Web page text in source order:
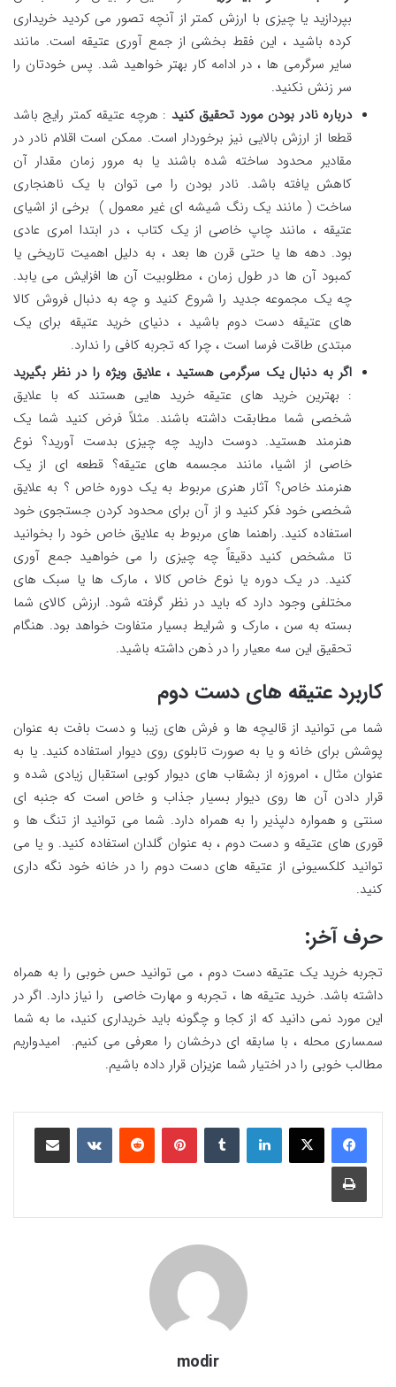
بپردازید یا چیزی با ارزش کمتر از آنچه تصور می کردید خریداری
کرده باشید ، این فقط بخشی از جمع آوری عتیقه است. مانند
سایر سرگرمی ها ، در ادامه کار بهتر خواهید شد. پس خودتان را
سر زنش نکنید.
درباره نادر بودن مورد تحقیق کنید : هرچه عتیقه کمتر رایج باشد
قطعا از ارزش بالایی نیز برخوردار است. ممکن است اقلام نادر در
مقادیر محدود ساخته شده باشند یا به مرور زمان مقدار آن
کاهش یافته باشد. نادر بودن را می توان با یک ناهنجاری
ساخت ( مانند یک رنگ شیشه ای غیر معمول ) برخی از اشیای
عتیقه ، مانند چاپ خاصی از یک کتاب ، در ابتدا امری عادی
بود. دهه ها یا حتی قرن ها بعد ، به دلیل اهمیت تاریخی یا
کمبود آن ها در طول زمان ، مطلوبیت آن ها افزایش می یابد.
چه یک مجموعه جدید را شروع کنید و چه به دنبال فروش کالا
های عتیقه دست دوم باشید ، دنیای خرید عتیقه برای یک
مبتدی طاقت فرسا است ، چرا که تجربه کافی را ندارد.
اگر به دنبال یک سرگرمی هستید ، علایق ویژه را در نظر بگیرید
: بهترین خرید های عتیقه خرید هایی هستند که با علایق
شخصی شما مطابقت داشته باشند. مثلاً فرض کنید شما یک
هنرمند هستید. دوست دارید چه چیزی بدست آورید؟ نوع
خاصی از اشیا، مانند مجسمه های عتیقه؟ قطعه ای از یک
هنرمند خاص؟ آثار هنری مربوط به یک دوره خاص ؟ به علایق
شخصی خود فکر کنید و از آن برای محدود کردن جستجوی خود
استفاده کنید. راهنما های مربوط به علایق خاص خود را بخوانید
تا مشخص کنید دقیقاً چه چیزی را می خواهید جمع آوری
کنید. در یک دوره یا نوع خاص کالا ، مارک ها یا سبک های
مختلفی وجود دارد که باید در نظر گرفته شود. ارزش کالای شما
بسته به سن ، مارک و شرایط بسیار متفاوت خواهد بود. هنگام
تحقیق این سه معیار را در ذهن داشته باشید.
کاربرد عتیقه های دست دوم
شما می توانید از قالیچه ها و فرش های زیبا و دست بافت به عنوان
پوشش برای خانه و یا به صورت تابلوی روی دیوار استفاده کنید. یا به
عنوان مثال ، امروزه از بشقاب های دیوار کوبی استقبال زیادی شده و
قرار دادن آن ها روی دیوار بسیار جذاب و خاص است که جنبه ای
سنتی و همواره دلپذیر را به همراه دارد. شما می توانید از تنگ ها و
قوری های عتیقه و دست دوم ، به عنوان گلدان استفاده کنید. و یا می
توانید کلکسیونی از عتیقه های دست دوم را در خانه خود نگه داری
کنید.
حرف آخر:
تجربه خرید یک عتیقه دست دوم ، می توانید حس خوبی را به همراه
داشته باشد. خرید عتیقه ها ، تجربه و مهارت خاصی را نیاز دارد. اگر در
این مورد نمی دانید که از کجا و چگونه باید خریداری کنید، ما به شما
سمساری محله ، با سابقه ای درخشان را معرفی می کنیم. امیدواریم
مطالب خوبی را در اختیار شما عزیزان قرار داده باشیم.
لینکدین ‫تامبلر ‫پین‌ترست‫رددیت ‫VKontakteاشتراک گذاری از طریق ایمیل
چاپ
modir